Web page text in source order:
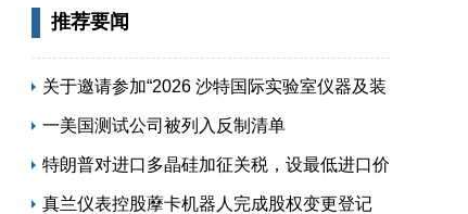
推荐要闻
关于邀请参加“2026 沙特国际实验室仪器及装
备展览会”的函
一美国测试公司被列入反制清单
特朗普对进口多晶硅加征关税，设最低进口价
保护本土供应链
真兰仪表控股藦卡机器人完成股权变更登记